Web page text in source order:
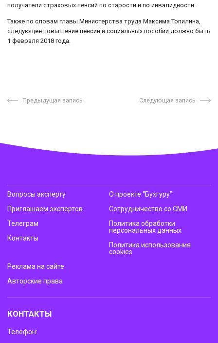
получатели страховых пенсий по старости и по инвалидности.
Также по словам главы Министерства труда Максима Топилина,
следующее повышение пенсий и социальных пособий должно быть
1 февраля 2018 года.
Предыдущая запись Следующая запись
Вопросы эксперту
Приглашаем экспертов
Телеграм
Контакты
О проекте “Бухгуру”
Сотрудничество со СМИ
Политика обработки
персональных данных
Политика использования
cookies
Реклама на сайте
Авторские права
КОНТАКТЫ
Телефон: